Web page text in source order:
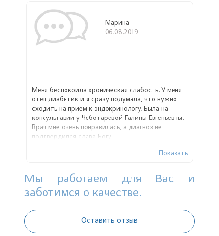
Марина
06.08.2019
Меня беспокоила хроническая слабость. У меня
отец диабетик и я сразу подумала, что нужно
сходить на приём к эндокринологу. Была на
консультации у Чеботаревой Галины Евгеньевны.
Врач мне очень понравилась, а диагноз не
подтвердился слава Богу.
Показать
Мы работаем для Вас и
заботимся о качестве.
Оставить отзыв